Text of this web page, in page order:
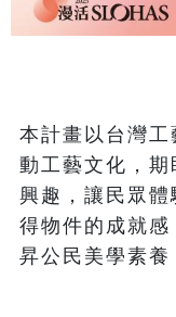
本計畫以台灣
動工藝文化，
興趣，讓民眾
得物件的成就
昇公民美學素養